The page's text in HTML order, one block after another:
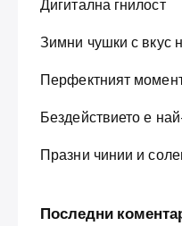
Дигитална гнилост
Зимни чушки с вкус
Перфектният
Бездействието е
Празни чинии и
Последни